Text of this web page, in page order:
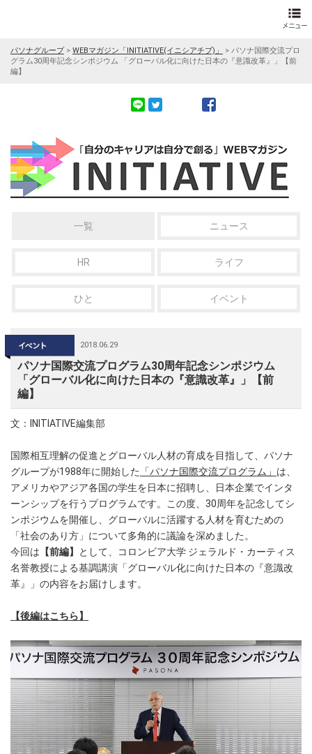
パソナグループ> WEBマガジン「INITIATIVE(イニシアチブ)」 > パソナ国際交流プロ
グラム30周年記念シンポジウム 「グローバル化に向けた日本の『意識改革』」【前
編】
一覧 ニュース
HR ライフ
ひと イベント
2018.06.29
パソナ国際交流プログラム30周年記念シンポジウム
「グローバル化に向けた日本の『意識改革』」【前
編】
文：INITIATIVE編集部
国際相互理解の促進とグローバル人材の育成を目指して、パソナ
グループが1988年に開始した
「パソナ国際交流プログラム」 は、
アメリカやアジア各国の学生を日本に招聘し、日本企業でインタ
ーンシップを行うプログラムです。この度、30周年を記念してシ
ンポジウムを開催し、グローバルに活躍する人材を育むための
「社会のあり方」について多角的に議論を深めました。
今回は 【前編】
として、コロンビア大学 ジェラルド・カーティス
名誉教授による基調講演「グローバル化に向けた日本の『意識改
革』」の内容をお届けします。
【後編はこちら】